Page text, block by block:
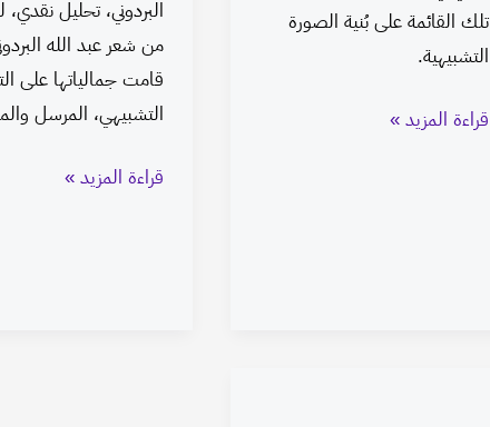
تلك القائمة على بُنية الصورة
التشبيهية.
قراءة المزيد »
البردوني، تحليل نقدي،
من شعر عبد الله
قامت جمالياتها على
التشبيهي، المرسل
قراءة المزيد »